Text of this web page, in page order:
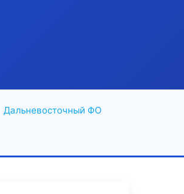
Дальневосточный ФО